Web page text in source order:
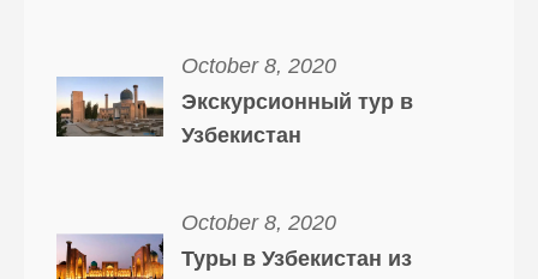
October 8, 2020
Экскурсионный тур в
Узбекистан
October 8, 2020
Туры в Узбекистан из